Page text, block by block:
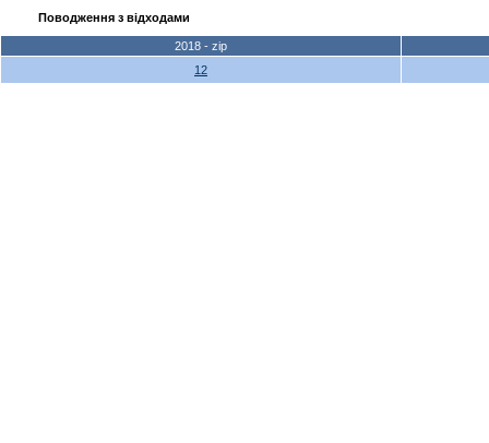
Поводження з відходами
2018 - zip
12